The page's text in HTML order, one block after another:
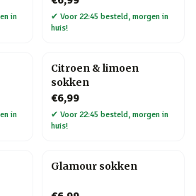
in
✔ Voor 22:45 besteld, morgen in
huis!
in
Citroen & limoen
sokken
€6,99
✔ Voor 22:45 besteld, morgen in
huis!
Glamour sokken